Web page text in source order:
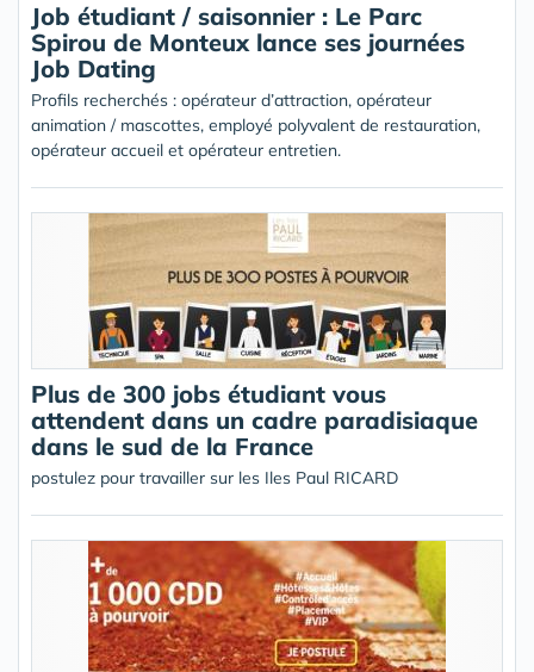
Job étudiant / saisonnier : Le Parc
Spirou de Monteux lance ses journées
Job Dating
Profils recherchés : opérateur d’attraction, opérateur
animation / mascottes, employé polyvalent de restauration,
opérateur accueil et opérateur entretien.
Plus de 300 jobs étudiant vous
attendent dans un cadre paradisiaque
dans le sud de la France
postulez pour travailler sur les Iles Paul RICARD